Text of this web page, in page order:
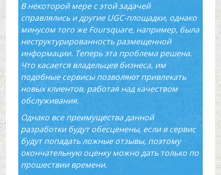
В некоторой мере с этой задачей
справлялись и другие UGC-площадки, однако
минусом того же Foursquare, например, была
неструктурированность размещенной
информации. Теперь эта проблема решена.
Что касается владельцев бизнеса, им
подобные сервисы позволяют привлекать
новых клиентов, работая над качеством
обслуживания.
Однако все преимущества данной
разработки будут обесценены, если в сервис
будут попадать ложные отзывы, поэтому
окончательную оценку можно дать только по
прошествии времени.